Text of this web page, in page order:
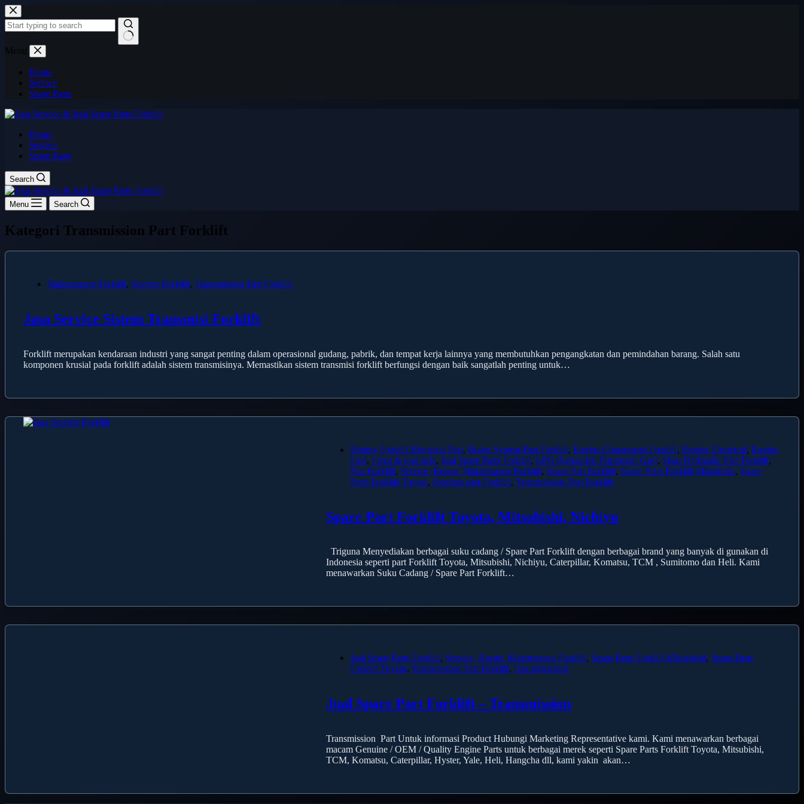
Skip
to
content
No
Menu
Home
Service
Spare Parts
Home
Service
Spare Parts
Search
Menu Search
Kategori Transmission Part Forklift
Maintenance Forklift, Service Forklift, Transmission Part Forklift
Jasa Service Sistem Transmisi Forklift
Forklift merupakan kendaraan industri yang sangat penting dalam operasional gudang, pabrik, dan tempat kerja lainnya yang membutuhkan pengangkatan dan pemindahan barang. Salah satu
komponen krusial pada forklift adalah sistem transmisinya. Memastikan sistem transmisi forklift berfungsi dengan baik sangatlah penting untuk…
Battery Forklift Electrical Part,Brake System Part Forklift,Engine Component Forklift,Engine Electrical,Engine
Fuel,Front & rear axle,Jual Spare Parts Forklift,LPG (Liquefied Petroleum Gas),Mast Hydraulic Part Forklift,
Part Forklift, Service, Repair, Maintenance Forklift, Spare Part Forklift, Spare Parts Forklift Mitsubishi, Spare
Parts Forklift Toyota, Steering part Fprklift,Transmission Part Forklift
Spare Part Forklift Toyota, Mitsubishi, Nichiyu
Triguna Menyediakan berbagai suku cadang / Spare Part Forklift dengan berbagai brand yang banyak di gunakan di
Indonesia seperti part Forklift Toyota, Mitsubishi, Nichiyu, Caterpillar, Komatsu, TCM , Sumitomo dan Heli. Kami
menawarkan Suku Cadang / Spare Part Forklift…
Jual Spare Parts Forklift, Service, Repair, Maintenance Forklift, Spare Parts Forklift Mitsubishi, Spare Parts
Forklift Toyota,Transmission Part Forklift,Uncategorized
Jual Spare Part Forklift – Transmission
Transmission Part Untuk informasi Product Hubungi Marketing Representative kami. Kami menawarkan berbagai
macam Genuine / OEM / Quality Engine Parts untuk berbagai merek seperti Spare Parts Forklift Toyota, Mitsubishi,
TCM, Komatsu, Caterpillar, Hyster, Yale, Heli, Hangcha dll, kami yakin akan…